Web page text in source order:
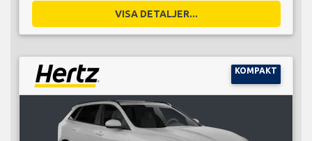
VISA DETALJER...
KOMPAKT